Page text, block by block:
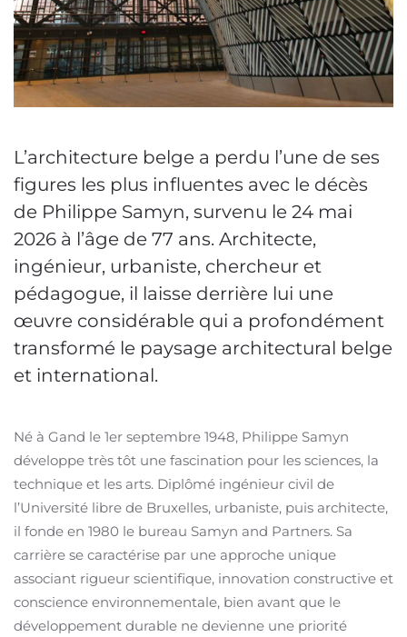
L’architecture belge a perdu l’une de ses
figures les plus influentes avec le décès
de Philippe Samyn, survenu le 24 mai
2026 à l’âge de 77 ans. Architecte,
ingénieur, urbaniste, chercheur et
pédagogue, il laisse derrière lui une
œuvre considérable qui a profondément
transformé le paysage architectural belge
et international.
Né à Gand le 1er septembre 1948, Philippe Samyn
développe très tôt une fascination pour les sciences, la
technique et les arts. Diplômé ingénieur civil de
l’Université libre de Bruxelles, urbaniste, puis architecte,
il fonde en 1980 le bureau Samyn and Partners. Sa
carrière se caractérise par une approche unique
associant rigueur scientifique, innovation constructive et
conscience environnementale, bien avant que le
développement durable ne devienne une priorité